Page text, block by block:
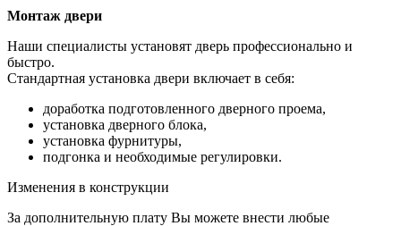
Монтаж двери
Наши специалисты установят дверь профессионально и
быстро.
Стандартная установка двери включает в себя:
доработка подготовленного дверного проема,
установка дверного блока,
установка фурнитуры,
подгонка и необходимые регулировки.
Изменения в конструкции
За дополнительную плату Вы можете внести любые